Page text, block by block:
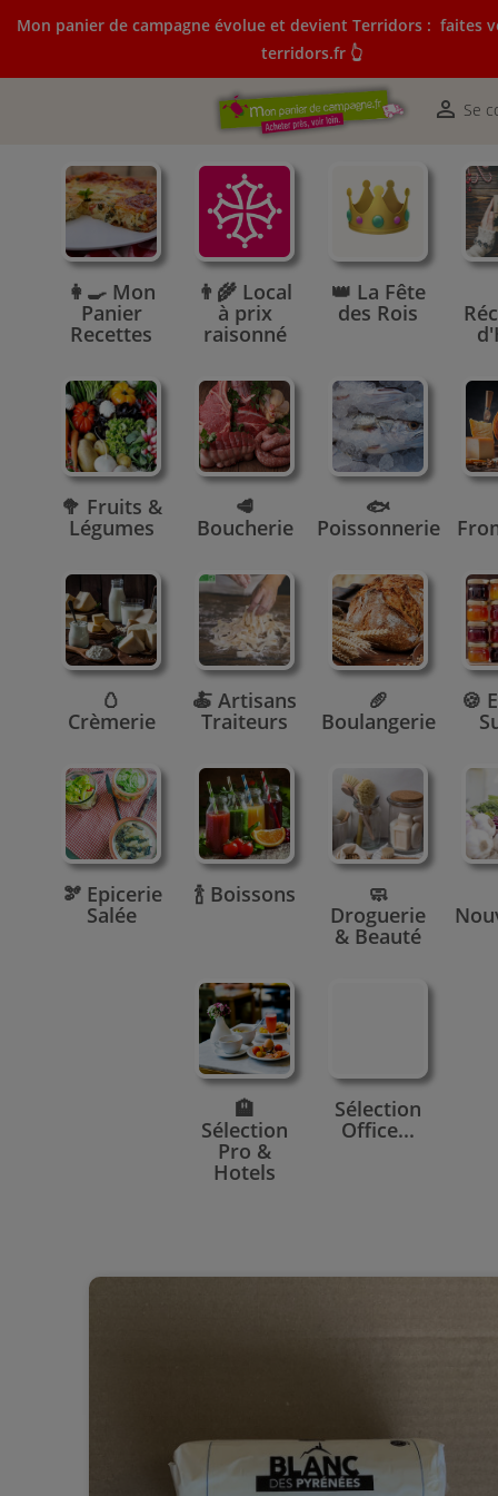
Mon panier de campagne évolue et devient Terridors : faites
terridors.fr 👆
 Se
Mon panier de campagne évolue et devient Terridors:
courses sur terridors.fr 👆
👩‍🍳 Mon
Panier
Recettes
👨‍🌾 Local
à prix
raisonné
👑 La Fête
des Rois
🥦 Fruits &
Légumes
🥩
Boucherie
🐟
Poissonnerie
🥚
Crèmerie
🍝 Artisans
Traiteurs
🥖
Boulangerie
🍪
🫘 Epicerie
Salée
🍾 Boissons 🧼
Droguerie
& Beauté
🏨
Sélection
Pro &
Hotels
Sélection
Office...